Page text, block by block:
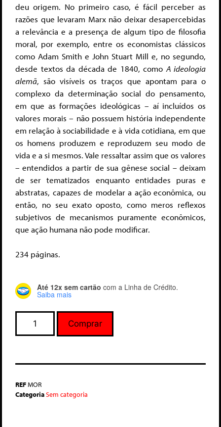
deu origem. No primeiro caso, é fácil perceber as
razões que levaram Marx não deixar desapercebidas
a relevância e a presença de algum tipo de filosofia
moral, por exemplo, entre os economistas clássicos
como Adam Smith e John Stuart Mill e, no segundo,
desde textos da década de 1840, como A ideologia
alemã, são visíveis os traços que apontam para o
complexo da determinação social do pensamento,
em que as formações ideológicas – aí incluídos os
valores morais – não possuem história independente
em relação à sociabilidade e à vida cotidiana, em que
os homens produzem e reproduzem seu modo de
vida e a si mesmos. Vale ressaltar assim que os valores
– entendidos a partir de sua gênese social – deixam
de ser tematizados enquanto entidades puras e
abstratas, capazes de modelar a ação econômica, ou
então, no seu exato oposto, como meros reflexos
subjetivos de mecanismos puramente econômicos,
que ação humana não pode modificar.
234 páginas.
Até 12x sem cartão com a Linha de Crédito.
Saiba mais
Comprar
REFMOR
CategoriaSem categoria